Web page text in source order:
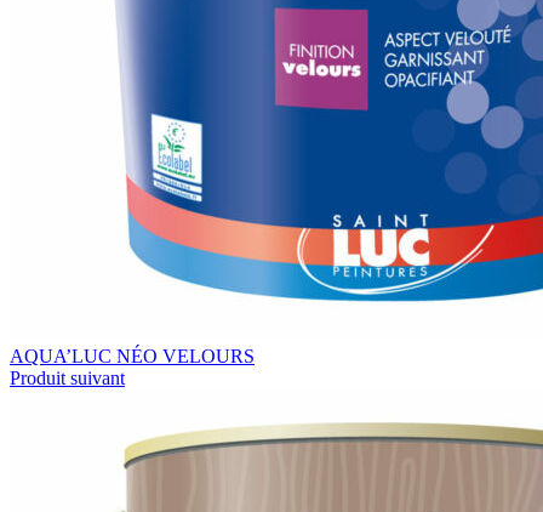
AQUA’LUC NÉO VELOURS
Produit suivant